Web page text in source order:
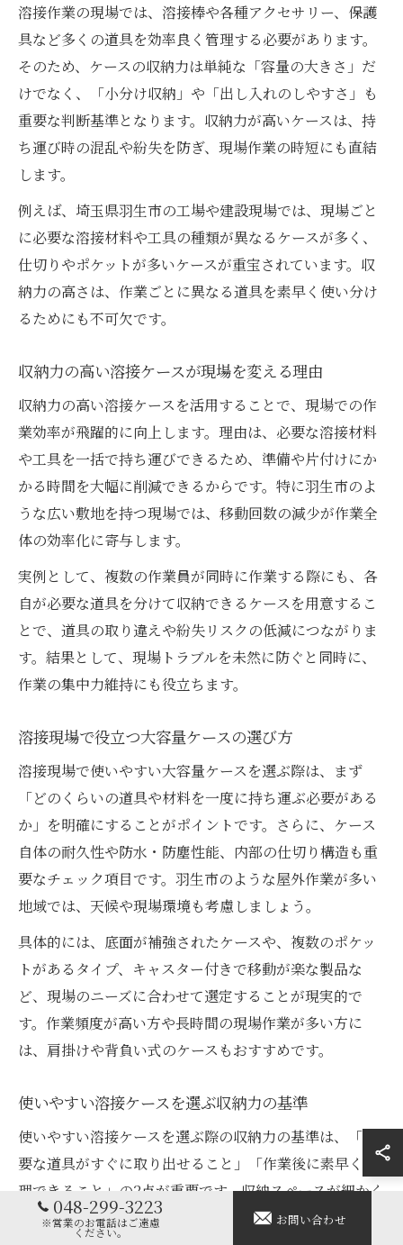
溶接作業の現場では、溶接棒や各種アクセサリー、保護
具など多くの道具を効率良く管理する必要があります。
そのため、ケースの収納力は単純な「容量の大きさ」だ
けでなく、「小分け収納」や「出し入れのしやすさ」も
重要な判断基準となります。収納力が高いケースは、持
ち運び時の混乱や紛失を防ぎ、現場作業の時短にも直結
します。
例えば、埼玉県羽生市の工場や建設現場では、現場ごと
に必要な溶接材料や工具の種類が異なるケースが多く、
仕切りやポケットが多いケースが重宝されています。収
納力の高さは、作業ごとに異なる道具を素早く使い分け
るためにも不可欠です。
収納力の高い溶接ケースが現場を変える理由
収納力の高い溶接ケースを活用することで、現場での作
業効率が飛躍的に向上します。理由は、必要な溶接材料
や工具を一括で持ち運びできるため、準備や片付けにか
かる時間を大幅に削減できるからです。特に羽生市のよ
うな広い敷地を持つ現場では、移動回数の減少が作業全
体の効率化に寄与します。
実例として、複数の作業員が同時に作業する際にも、各
自が必要な道具を分けて収納できるケースを用意するこ
とで、道具の取り違えや紛失リスクの低減につながりま
す。結果として、現場トラブルを未然に防ぐと同時に、
作業の集中力維持にも役立ちます。
溶接現場で役立つ大容量ケースの選び方
溶接現場で使いやすい大容量ケースを選ぶ際は、まず
「どのくらいの道具や材料を一度に持ち運ぶ必要がある
か」を明確にすることがポイントです。さらに、ケース
自体の耐久性や防水・防塵性能、内部の仕切り構造も重
要なチェック項目です。羽生市のような屋外作業が多い
地域では、天候や現場環境も考慮しましょう。
具体的には、底面が補強されたケースや、複数のポケッ
トがあるタイプ、キャスター付きで移動が楽な製品な
ど、現場のニーズに合わせて選定することが現実的で
す。作業頻度が高い方や長時間の現場作業が多い方に
は、肩掛けや背負い式のケースもおすすめです。
使いやすい溶接ケースを選ぶ収納力の基準
使いやすい溶接ケースを選ぶ際の収納力の基準は、「必
要な道具がすぐに取り出せること」「作業後に素早く整
理できること」の2点が重要です。収納スペースが細かく
分かれているものや、ラベルで中身が一目で分かる工夫
048-299-3223
※営業のお電話はご遠慮
ください。
お問い合わせ